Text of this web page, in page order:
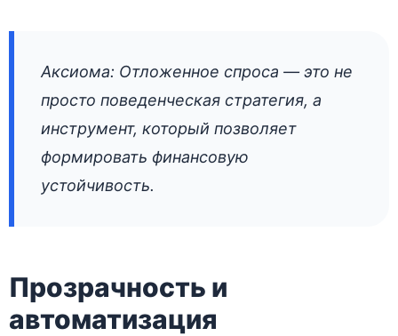
Аксиома: Отложенное спроса — это не
просто поведенческая стратегия, а
инструмент, который позволяет
формировать финансовую
устойчивость.
Прозрачность и
автоматизация